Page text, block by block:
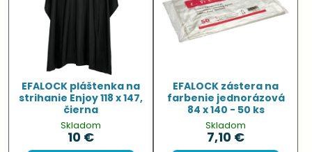
EFALOCK pláštenka na
strihanie Enjoy 118 x 147,
čierna
Skladom
10 €
EFALOCK zástera na
farbenie jednorázová
84 x 140 - 50 ks
Skladom
7,10 €